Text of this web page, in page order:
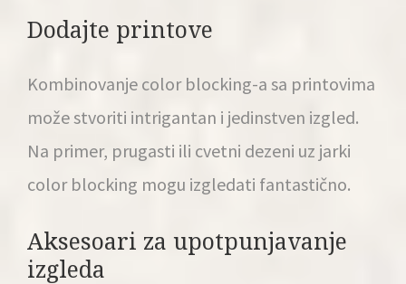
Dodajte printove
Kombinovanje color blocking-a sa printovima
može stvoriti intrigantan i jedinstven izgled.
Na primer, prugasti ili cvetni dezeni uz jarki
color blocking mogu izgledati fantastično.
Aksesoari za upotpunjavanje
izgleda